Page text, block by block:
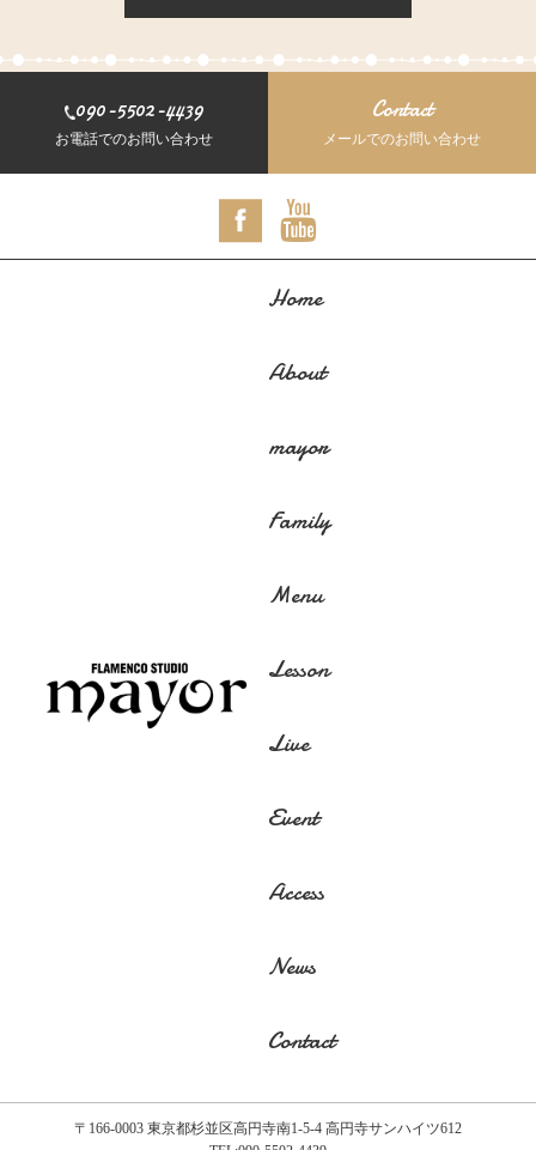
090-5502-4439
お電話でのお問い合わせ
Contact
メールでのお問い合わせ
Home
About
mayor
Family
Menu
Lesson
Live
Event
Access
News
Contact
〒166-0003 東京都杉並区高円寺南1-5-4 高円寺サンハイツ612